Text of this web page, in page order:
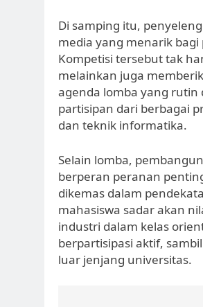
Di samping itu,
media yang menarik
Kompetisi tersebut tak
melainkan juga
agenda lomba yang
partisipan dari berbagai
dan teknik informatika.
Selain lomba,
berperan peranan
dikemas dalam
mahasiswa sadar akan
industri dalam kelas
berpartisipasi aktif,
luar jenjang universitas.